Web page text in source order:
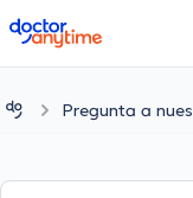
doctoranytime
Pregunta a